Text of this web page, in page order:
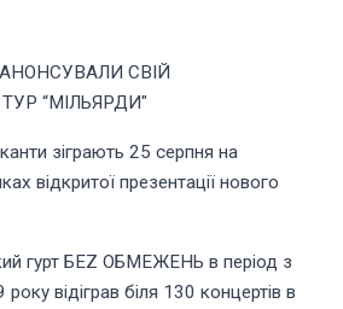
СВІЙ
“МIЛЬЯРДИ"
зіграють 25 серпня на
вiдкритої презентацiї нового
гурт БЕZ ОБМЕЖЕНЬ в перiод з
відіграв біля 130 концертів в